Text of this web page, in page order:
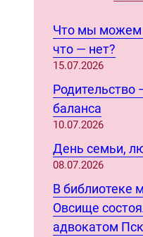
Что мы можем
что — нет?
15.07.2026
Родительство
баланса
10.07.2026
День семьи,
08.07.2026
В библиотеке
Овсище
адвокатом